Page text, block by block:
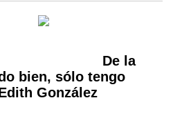
la
bien, sólo tengo
González